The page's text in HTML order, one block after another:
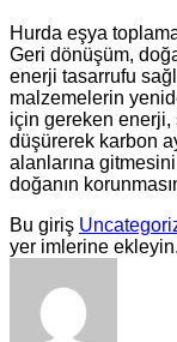
Hurda eşya
Geri dönüşüm,
enerji tasarrufu
malzemelerin
için gereken enerji,
düşürerek karbon
alanlarına
doğanın
Bu giriş
yer imlerine ekleyin.